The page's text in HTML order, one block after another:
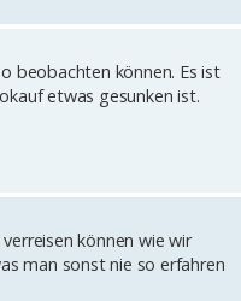
beobachten können. Es ist
etwas gesunken ist.
können wie wir
man sonst nie so erfahren